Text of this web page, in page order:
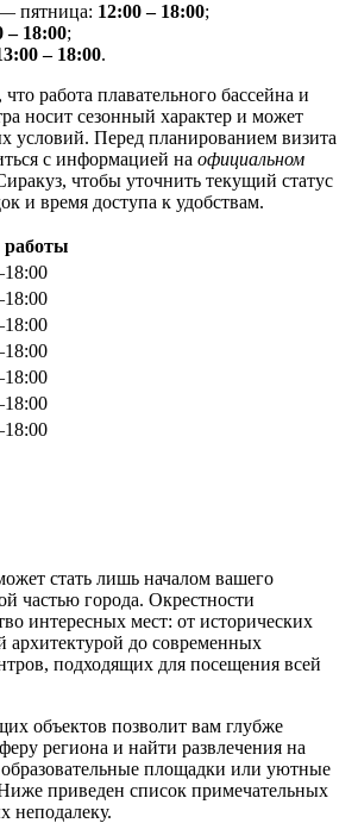
пятница: 12:00 – 18:00;
– 18:00;
– 18:00.
работа плавательного бассейна и
носит сезонный характер и может
условий. Перед планированием визита
с информацией на официальном
чтобы уточнить текущий статус
и время доступа к удобствам.
стать лишь началом вашего
частью города. Окрестности
интересных мест: от исторических
архитектурой до современных
подходящих для посещения всей
объектов позволит вам глубже
региона и найти развлечения на
площадки или уютные
приведен список примечательных
неподалеку.